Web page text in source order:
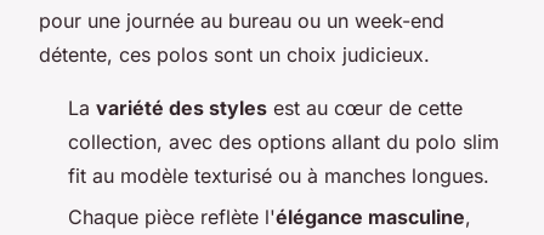
pour une journée au bureau ou un week-end
détente, ces polos sont un choix judicieux.
La variété des styles est au cœur de cette
collection, avec des options allant du polo slim
fit au modèle texturisé ou à manches longues.
Chaque pièce reflète l'élégance masculine,